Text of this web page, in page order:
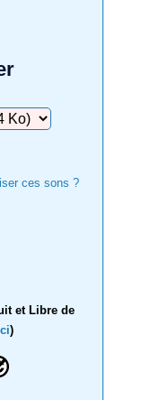
ces sons ?
et Libre de
)